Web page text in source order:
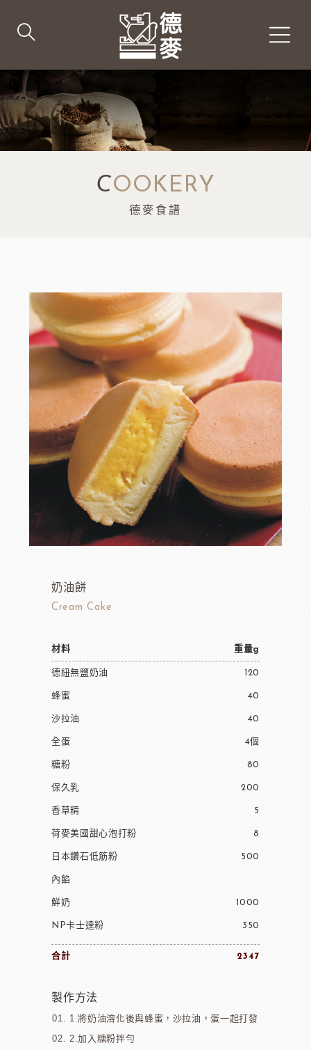
COOKERY
德麥食譜
奶油餅
Cream Cake
材料 重量g
德紐無鹽奶油 120
蜂蜜 40
沙拉油 40
全蛋 4個
糖粉 80
保久乳 200
香草精 5
荷麥美國甜心泡打粉 8
日本鑽石低筋粉 500
內餡
鮮奶 1000
NP卡士達粉 350
合計 2347
製作方法
1.將奶油溶化後與蜂蜜，沙拉油，蛋一起打發
2.加入糖粉拌勻